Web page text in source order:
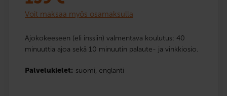
Voit maksaa myös osamaksulla
Ajokokeeseen (eli inssiin) valmentava koulutus: 40
minuuttia ajoa sekä 10 minuutin palaute- ja vinkkiosio.
Palvelukielet: suomi, englanti